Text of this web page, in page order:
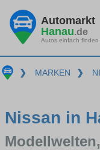
Automarkt
Hanau.de
Autos einfach finden
❯ MARKEN ❯
Nissan in